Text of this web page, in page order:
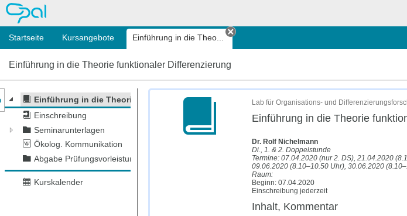
OPAL
Startseite Kursangebote Einführung in die Theo...
Tab schließen
Einführung in die Theorie funktionaler Differenzierung
Einführung in die Theorie funktionaler Differenzierung
Einschreibung
Seminarunterlagen
Ökolog. Kommunikation
Abgabe Prüfungsvorleistung
Kurskalender
des Kursmenüs
Lab für Organisations- und
Einführung in die Theorie
Dr. Rolf Nichelmann
Di., 1. & 2. Doppelstunde
Termine: 07.04.2020 (nur 2. DS), 21.04.2020
09.06.2020 (8.10–10.50 Uhr), 30.06.2020
Raum:
Beginn: 07.04.2020
Einschreibung jederzeit
Inhalt, Kommentar